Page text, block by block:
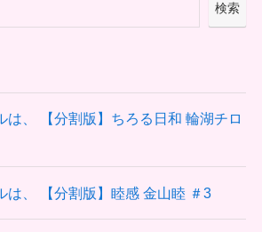
検索
は、 【分割版】ちろる日和 輪湖チロ
は、 【分割版】睦感 金山睦 ＃3